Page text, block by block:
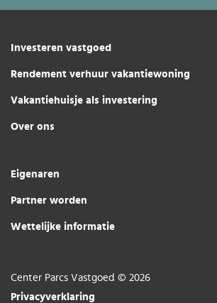
Investeren vastgoed
Rendement verhuur vakantiewoning
Vakantiehuisje als investering
Over ons
Eigenaren
Partner worden
Wettelijke informatie
Center Parcs Vastgoed © 2026
Privacyverklaring